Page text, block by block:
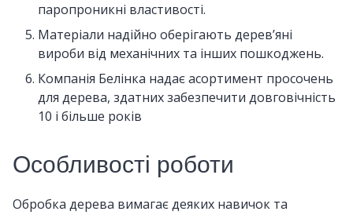
паропроникні властивості.
Матеріали надійно оберігають дерев’яні
вироби від механічних та інших пошкоджень.
Компанія Белінка надає асортимент просочень
для дерева, здатних забезпечити довговічність
10 і більше років
Особливості роботи
Обробка дерева вимагає деяких навичок та